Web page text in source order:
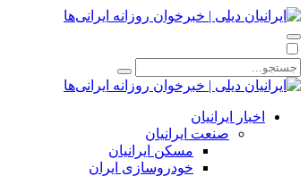
اخبار ایرانیان
صنعت ایرانیان
مسکن ایرانیان
خودروسازی ایران